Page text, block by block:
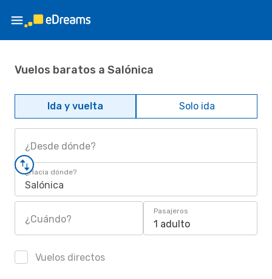
Vuelos baratos a Salónica
Ida y vuelta Solo ida
¿Desde dónde?
¿Hacia dónde?
Salónica
¿Cuándo?
Pasajeros
1 adulto
Vuelos directos